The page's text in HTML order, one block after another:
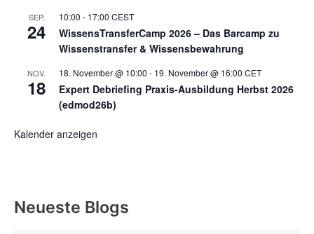
SEP.
24
10:00 - 17:00 CEST
WissensTransferCamp 2026 – Das Barcamp zu
Wissenstransfer & Wissensbewahrung
NOV.
18
18. November @ 10:00 - 19. November @ 16:00 CET
Expert Debriefing Praxis-Ausbildung Herbst 2026
(edmod26b)
Kalender anzeigen
Neueste Blogs